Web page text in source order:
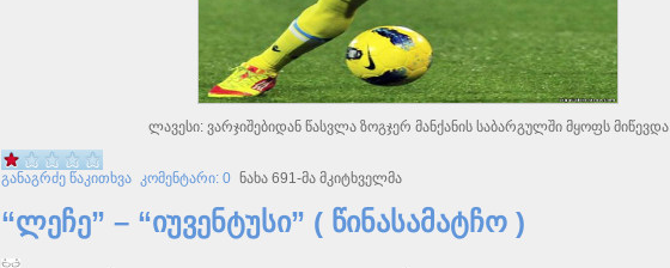
ლავესი: ვარჯიშებიდან წასვლა ზოგჯერ მანქანის საბარგულში მყოფს მიწევდა
განაგრძე წაკითხვა კომენტარი: 0 ნახა 691-მა მკიტხველმა
“ლეჩე” – “იუვენტუსი” ( წინასამატჩო )